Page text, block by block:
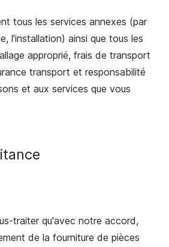
tous les services annexes (par
l'installation) ainsi que tous les
approprié, frais de transport
transport et responsabilité
et aux services que vous
traiter qu'avec notre accord,
de la fourniture de pièces